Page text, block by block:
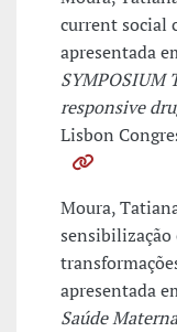
current social
apresentada
SYMPOSIUM
responsive
Lisbon
Moura,
sensibilização
apresentada
Saúde